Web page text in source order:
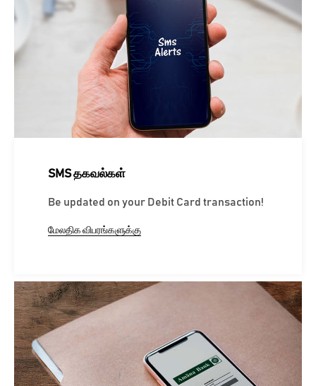
SMS தகவல்கள்
Be updated on your Debit Card transaction!
மேலதிக விபரங்களுக்கு